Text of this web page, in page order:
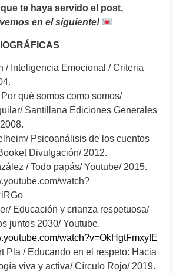
te haya servido el post,
en el siguiente!
/ Inteligencia Emocional / Criteria
qué somos como somos/
Santillana Ediciones Generales
Psicoanálisis de los cuentos
Divulgación/ 2012.
/ Todo papás/ Youtube/ 2015.
watch?
Educación y crianza respetuosa/
juntos 2030/ Youtube.
watch?v=OkHgtFmxyfE
Pla / Educando en el respeto: Hacia
viva y activa/ Círculo Rojo/ 2019.